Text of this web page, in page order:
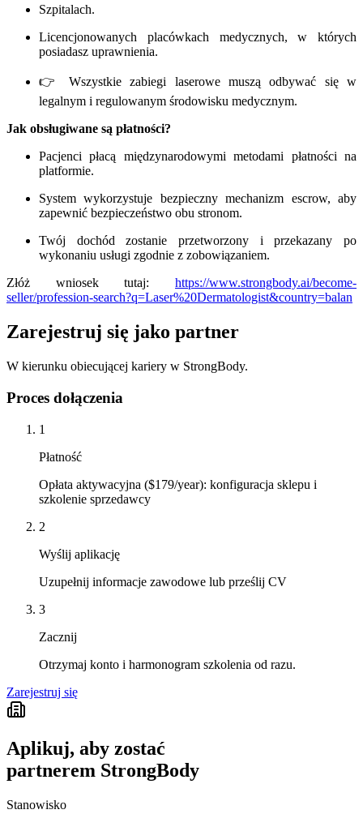
Szpitalach.
Licencjonowanych placówkach medycznych, w których
posiadasz uprawnienia.
👉 Wszystkie zabiegi laserowe muszą odbywać się w
legalnym i regulowanym środowisku medycznym.
Jak obsługiwane są płatności?
Pacjenci płacą międzynarodowymi metodami płatności na
platformie.
System wykorzystuje bezpieczny mechanizm escrow, aby
zapewnić bezpieczeństwo obu stronom.
Twój dochód zostanie przetworzony i przekazany po
wykonaniu usługi zgodnie z zobowiązaniem.
Złóż wniosek tutaj: https://www.strongbody.ai/become-
seller/profession-search?q=Laser%20Dermatologist&country=balan
Zarejestruj się jako partner
W kierunku obiecującej kariery w StrongBody.
Proces dołączenia
1
Płatność
Opłata aktywacyjna ($179/year): konfiguracja sklepu i
szkolenie sprzedawcy
2
Wyślij aplikację
Uzupełnij informacje zawodowe lub prześlij CV
3
Zacznij
Otrzymaj konto i harmonogram szkolenia od razu.
Zarejestruj się
Aplikuj, aby zostać
partnerem StrongBody
Stanowisko